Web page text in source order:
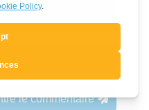
le commentaire